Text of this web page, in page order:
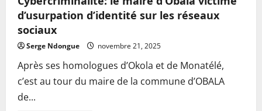
d’usurpation d’identité sur les réseaux
sociaux
Serge Ndongue novembre 21, 2025
Après ses homologues d’Okola et de Monatélé,
c’est au tour du maire de la commune d’OBALA
de...